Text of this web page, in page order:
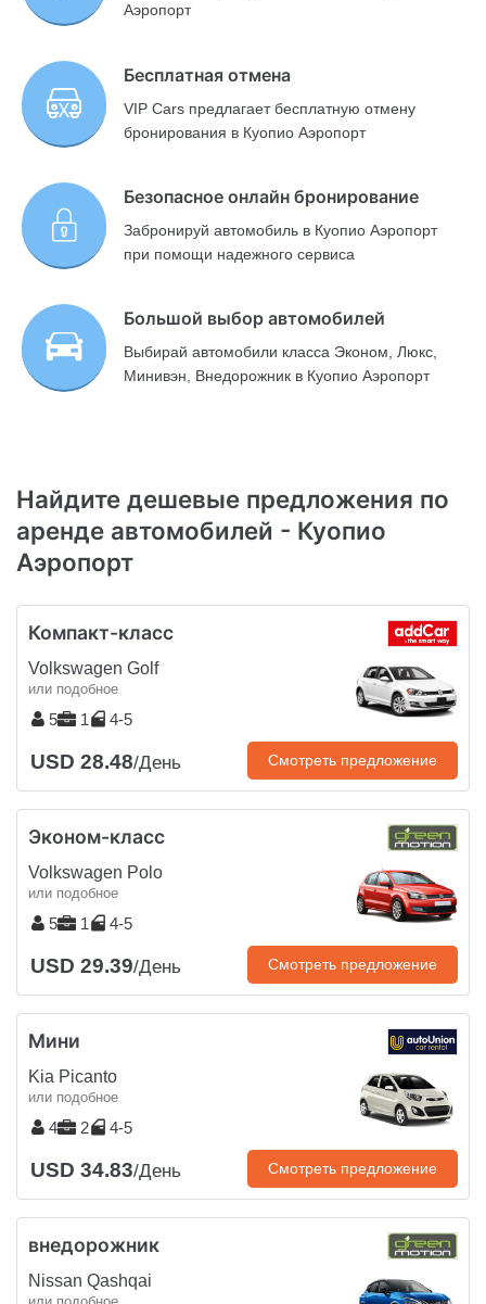
Аэропорт
Бесплатная отмена
VIP Cars предлагает бесплатную отмену
бронирования в Куопио Аэропорт
Безопасное онлайн бронирование
Забронируй автомобиль в Куопио Аэропорт
при помощи надежного сервиса
Большой выбор автомобилей
Выбирай автомобили класса Эконом, Люкс,
Минивэн, Внедорожник в Куопио Аэропорт
Найдите дешевые предложения по
аренде автомобилей - Куопио
Аэропорт
Компакт-класс
Volkswagen Golf
или подобное
5 1 4-5
USD 28.48/День Смотреть предложение
Эконом-класс
Volkswagen Polo
или подобное
5 1 4-5
USD 29.39/День Смотреть предложение
Мини
Kia Picanto
или подобное
4 2 4-5
USD 34.83/День Смотреть предложение
внедорожник
Nissan Qashqai